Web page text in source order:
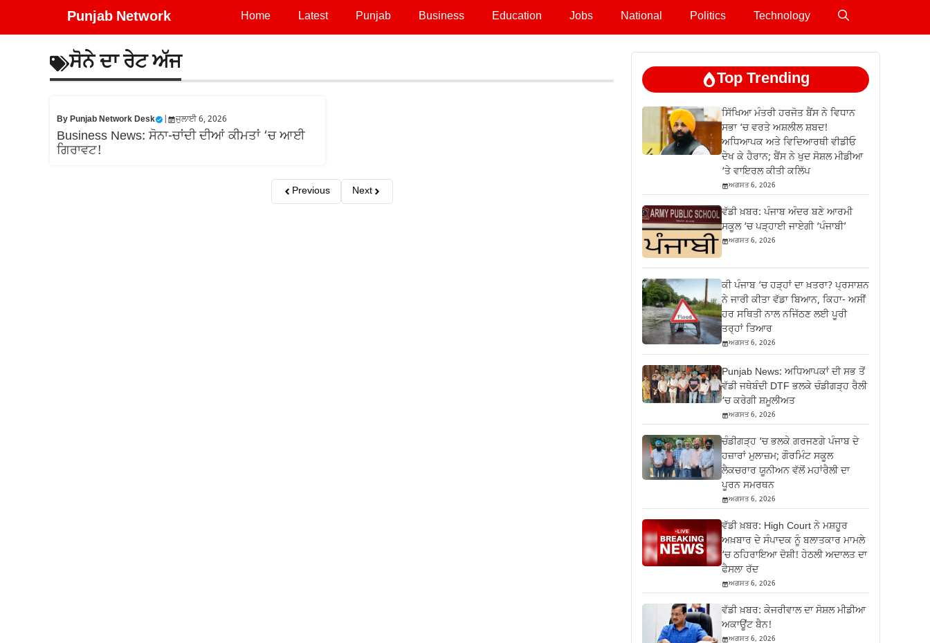
Punjab Network Home Latest Punjab Business Education Jobs National Politics Technology
ਸੋਨੇ ਦਾ ਰੇਟ ਅੱਜ
ByPunjab Network Desk ਜੁਲਾਈ 6, 2026
Business News: ਸੋਨਾ-ਚਾਂਦੀ ਦੀਆਂ ਕੀਮਤਾਂ ‘ਚ ਆਈ
ਗਿਰਾਵਟ!
Previous Next
Top Trending
ਸਿੱਖਿਆ ਮੰਤਰੀ ਹਰਜੋਤ ਬੈਂਸ ਨੇ ਵਿਧਾਨ
ਸਭਾ ‘ਚ ਵਰਤੇ ਅਸ਼ਲੀਲ ਸ਼ਬਦ!
ਅਧਿਆਪਕ ਅਤੇ ਵਿਦਿਆਰਥੀ ਵੀਡੀਓ
ਦੇਖ ਕੇ ਹੈਰਾਨ; ਬੈਂਸ ਨੇ ਖੁਦ ਸੋਸ਼ਲ ਮੀਡੀਆ
‘ਤੇ ਵਾਇਰਲ ਕੀਤੀ ਕਲਿੱਪ
ਅਗਸਤ 6, 2026
ਵੱਡੀ ਖ਼ਬਰ: ਪੰਜਾਬ ਅੰਦਰ ਬਣੇ ਆਰਮੀ
ਸਕੂਲ ‘ਚ ਪੜ੍ਹਾਈ ਜਾਏਗੀ ‘ਪੰਜਾਬੀ’
ਅਗਸਤ 6, 2026
ਕੀ ਪੰਜਾਬ ‘ਚ ਹੜ੍ਹਾਂ ਦਾ ਖ਼ਤਰਾ? ਪ੍ਰਸਾਸ਼ਨ
ਨੇ ਜਾਰੀ ਕੀਤਾ ਵੱਡਾ ਬਿਆਨ, ਕਿਹਾ- ਅਸੀਂ
ਹਰ ਸਥਿਤੀ ਨਾਲ ਨਜਿੱਠਣ ਲਈ ਪੂਰੀ
ਤਰ੍ਹਾਂ ਤਿਆਰ
ਅਗਸਤ 6, 2026
Punjab News: ਅਧਿਆਪਕਾਂ ਦੀ ਸਭ ਤੋਂ
ਵੱਡੀ ਜਥੇਬੰਦੀ DTF ਭਲਕੇ ਚੰਡੀਗੜ੍ਹ ਰੈਲੀ
‘ਚ ਕਰੇਗੀ ਸ਼ਮੂਲੀਅਤ
ਅਗਸਤ 6, 2026
ਚੰਡੀਗੜ੍ਹ ‘ਚ ਭਲਕੇ ਗਰਜਣਗੇ ਪੰਜਾਬ ਦੇ
ਹਜ਼ਾਰਾਂ ਮੁਲਾਜ਼ਮ; ਗੌਰਮਿੰਟ ਸਕੂਲ
ਲੈਕਚਰਾਰ ਯੂਨੀਅਨ ਵੱਲੋਂ ਮਹਾਂਰੈਲੀ ਦਾ
ਪੂਰਨ ਸਮਰਥਨ
ਅਗਸਤ 6, 2026
ਵੱਡੀ ਖ਼ਬਰ: High Court ਨੇ ਮਸ਼ਹੂਰ
ਅਖ਼ਬਾਰ ਦੇ ਸੰਪਾਦਕ ਨੂੰ ਬਲਾਤਕਾਰ ਮਾਮਲੇ
‘ਚ ਠਹਿਰਾਇਆ ਦੋਸ਼ੀ! ਹੇਠਲੀ ਅਦਾਲਤ ਦਾ
ਫੈਸਲਾ ਰੱਦ
ਅਗਸਤ 6, 2026
ਵੱਡੀ ਖ਼ਬਰ: ਕੇਜਰੀਵਾਲ ਦਾ ਸੋਸ਼ਲ ਮੀਡੀਆ
ਅਕਾਊਂਟ ਬੈਨ!
ਅਗਸਤ 6, 2026